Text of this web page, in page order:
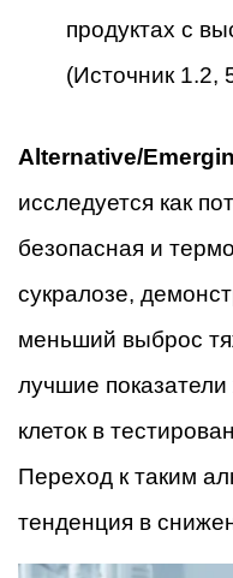
продуктах с
(Источник 1.2,
Alternative/
исследуется как
безопасная и
сукралозе,
меньший выброс
лучшие
клеток в
Переход к таким
тенденция в